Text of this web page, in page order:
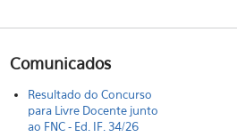
Comunicados
Resultado do Concurso
para Livre Docente junto
ao FNC - Ed. IF. 34/26